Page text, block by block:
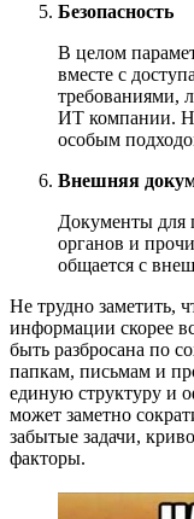
Безопасность
В целом
вместе с
требованиями,
ИТ компании.
особым
Внешняя
Документы для
органов и
общается с
Не трудно заметить,
информации скорее
быть разбросана по
папкам, письмам и
единую структуру и
может заметно
забытые задачи,
факторы.